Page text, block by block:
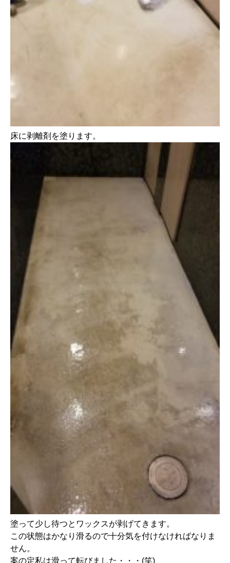
床に剥離剤を塗ります。
塗って少し待つとワックスが剥げてきます。
この状態はかなり滑るので十分気を付けなければなりま
せん。
案の定私は滑って転びました・・・(笑)